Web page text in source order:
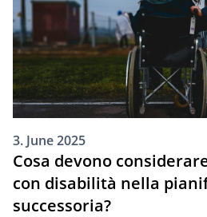
3. June 2025
Cosa devono
con disabilità nella
successoria?